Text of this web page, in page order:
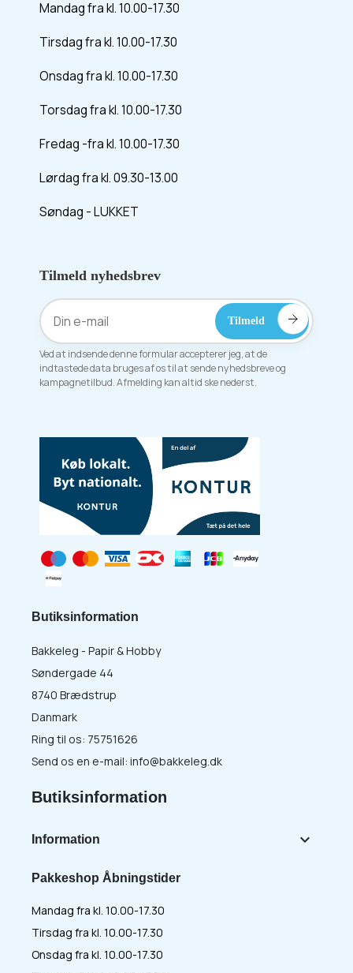
Mandag fra kl. 10.00-17.30
Tirsdag fra kl. 10.00-17.30
Onsdag fra kl. 10.00-17.30
Torsdag fra kl. 10.00-17.30
Fredag -fra kl. 10.00-17.30
Lørdag fra kl. 09.30-13.00
Søndag - LUKKET
Tilmeld nyhedsbrev
Ved at indsende denne formular accepterer jeg, at de
indtastede data bruges af os til at sende nyhedsbreve og
kampagnetilbud. Afmelding kan altid ske nederst.
Pakkeshop Åbningstider
Mandag fra kl. 10.00-17.30
Tirsdag fra kl. 10.00-17.30
Onsdag fra kl. 10.00-17.30
Butiksinformation
Bakkeleg - Papir & Hobby
Søndergade 44
8740 Brædstrup
Danmark
Ring til os: 75751626
Send os en e-mail: info@bakkeleg.dk
Butiksinformation
Information 